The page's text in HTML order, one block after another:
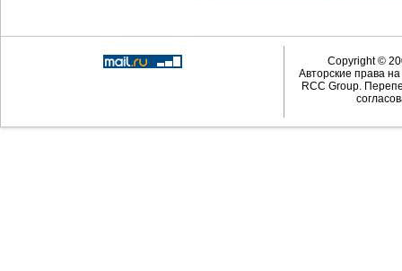
Copyright ©
Авторские права
RCC Group.